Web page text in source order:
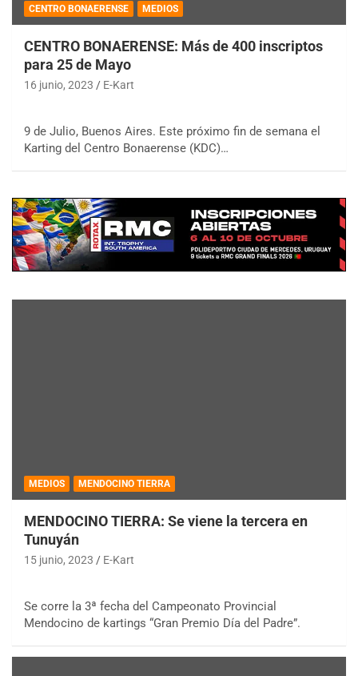
CENTRO BONAERENSE MEDIOS
CENTRO BONAERENSE: Más de 400 inscriptos
para 25 de Mayo
16 junio, 2023 E-Kart
9 de Julio, Buenos Aires. Este próximo fin de semana el
Karting del Centro Bonaerense (KDC)…
MEDIOS MENDOCINO TIERRA
MENDOCINO TIERRA: Se viene la tercera en
Tunuyán
15 junio, 2023 E-Kart
Se corre la 3ª fecha del Campeonato Provincial
Mendocino de kartings “Gran Premio Día del Padre”.